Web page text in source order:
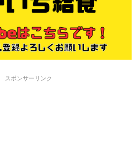
スポンサーリンク